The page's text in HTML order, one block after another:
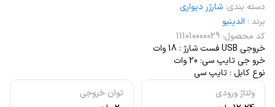
ولتاژ ورودی
توان خروجی
دسته بندی: شارژر دیواری
برند : الدینیو
کد محصول:
111010000029
خروجی USB فست شارژ : 18 وات
خرو جی تایپ سی: 20 وات
نوع کابل : تایپ سی